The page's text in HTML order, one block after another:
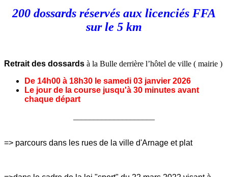
200 dossards réservés aux licenciés FFA
sur le 5 km
Retrait des dossards à la Bulle derrière l’hôtel de ville ( mairie )
De 14h00 à 18h30 le samedi 03 janvier 2026
Le jour de la course jusqu'à 30 minutes avant
chaque départ
=> parcours dans les rues de la ville d'Arnage et plat